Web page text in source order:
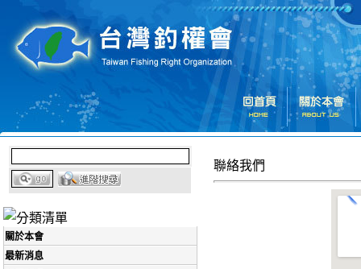
關於本會
最新消息
聯絡我們